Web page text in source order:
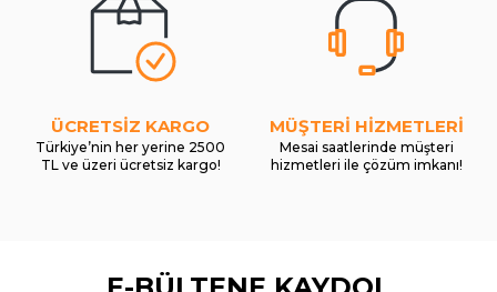
ÜCRETSİZ KARGO
Türkiye’nin her yerine 2500
TL ve üzeri ücretsiz kargo!
MÜŞTERİ HİZMETLERİ
Mesai saatlerinde müşteri
hizmetleri ile çözüm imkanı!